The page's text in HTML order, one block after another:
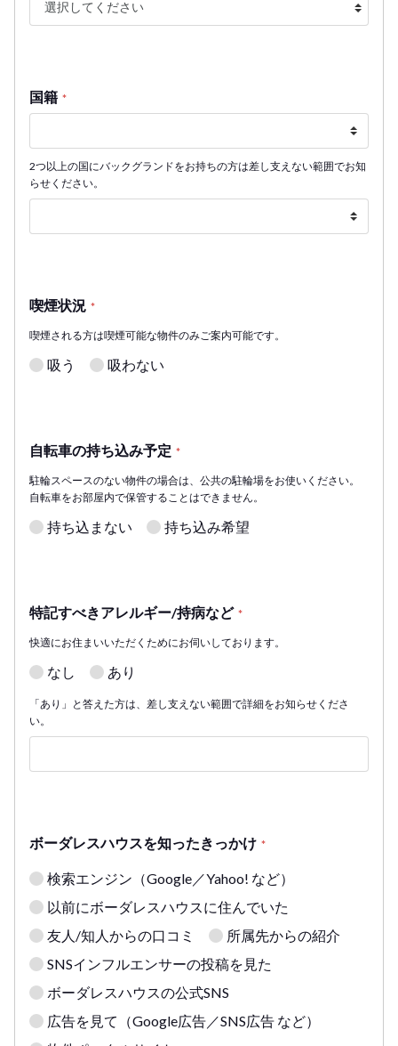
国籍 *
2つ以上の国にバックグランドをお持ちの方は差し支えない範囲でお知
らせください。
喫煙状況 *
喫煙される方は喫煙可能な物件のみご案内可能です。
吸う 吸わない
自転車の持ち込み予定 *
駐輪スペースのない物件の場合は、公共の駐輪場をお使いください。
自転車をお部屋内で保管することはできません。
持ち込まない 持ち込み希望
特記すべきアレルギー/持病など *
快適にお住まいいただくためにお伺いしております。
なし あり
「あり」と答えた方は、差し支えない範囲で詳細をお知らせくださ
い。
ボーダレスハウスを知ったきっかけ *
検索エンジン（Google／Yahoo! など）
以前にボーダレスハウスに住んでいた
友人/知人からの口コミ
所属先からの紹介
SNSインフルエンサーの投稿を見た
ボーダレスハウスの公式SNS
広告を見て（Google広告／SNS広告 など）